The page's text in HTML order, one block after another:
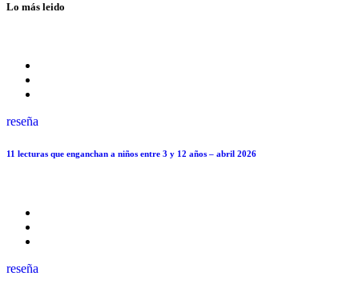
Lo más leido
reseña
11 lecturas que enganchan a niños entre 3 y 12 años – abril 2026
reseña